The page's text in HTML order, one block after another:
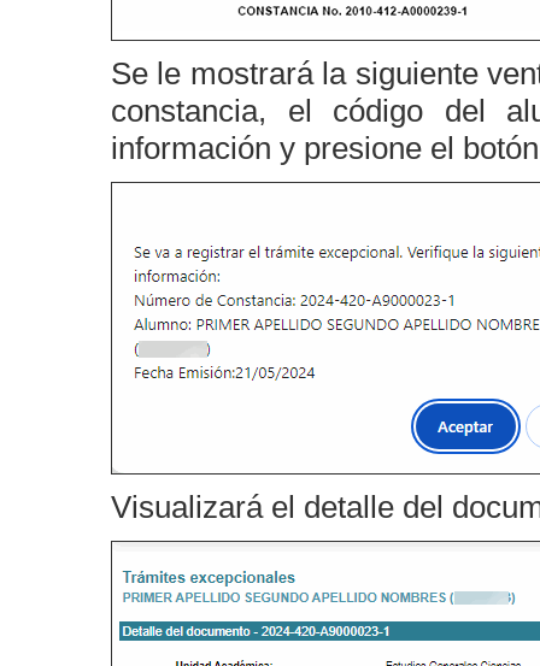
Se le mostrará la siguiente
constancia, el código del
información y presione el
Visualizará el detalle del